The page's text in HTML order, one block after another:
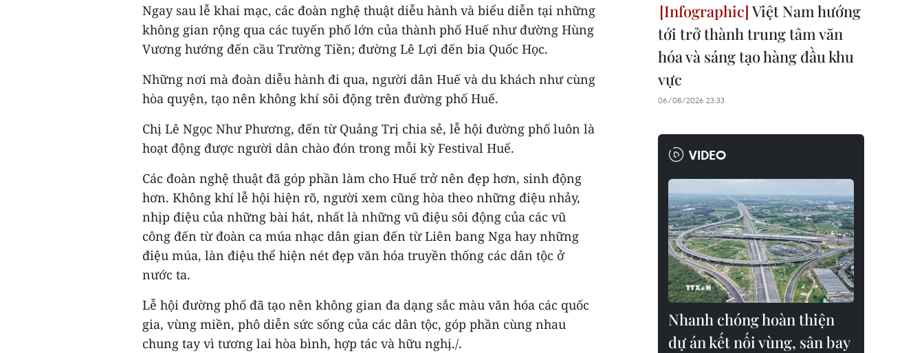
Ngay sau lễ khai mạc, các đoàn nghệ thuật diễu hành và biểu diễn tại những
không gian rộng qua các tuyến phố lớn của thành phố Huế như đường Hùng
Vương hướng đến cầu Trường Tiền; đường Lê Lợi đến bia Quốc Học.
Những nơi mà đoàn diễu hành đi qua, người dân Huế và du khách như cùng
hòa quyện, tạo nên không khí sôi động trên đường phố Huế.
Chị Lê Ngọc Như Phương, đến từ Quảng Trị chia sẻ, lễ hội đường phố luôn là
hoạt động được người dân chào đón trong mỗi kỳ Festival Huế.
Các đoàn nghệ thuật đã góp phần làm cho Huế trở nên đẹp hơn, sinh động
hơn. Không khí lễ hội hiện rõ, người xem cũng hòa theo những điệu nhảy,
nhịp điệu của những bài hát, nhất là những vũ điệu sôi động của các vũ
công đến từ đoàn ca múa nhạc dân gian đến từ Liên bang Nga hay những
điệu múa, làn điệu thể hiện nét đẹp văn hóa truyền thống các dân tộc ở
nước ta.
Lễ hội đường phố đã tạo nên không gian đa dạng sắc màu văn hóa các quốc
gia, vùng miền, phô diễn sức sống của các dân tộc, góp phần cùng nhau
chung tay vì tương lai hòa bình, hợp tác và hữu nghị./.
Việt Nam hướng
tới trở thành trung tâm văn
hóa và sáng tạo hàng đầu khu
vực
06/08/2026 23:33
VIDEO
Nhanh chóng hoàn thiện
dự án kết nối vùng, sân bay